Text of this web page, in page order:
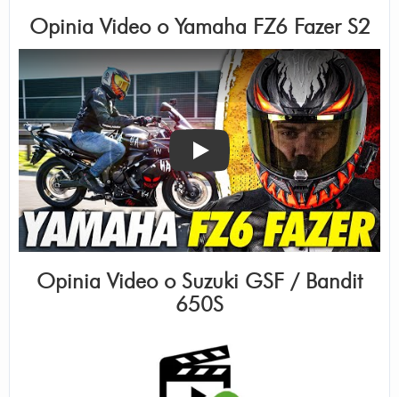
Opinia Video o Yamaha FZ6 Fazer S2
Odtwórz
Opinia Video o Suzuki GSF / Bandit
650S